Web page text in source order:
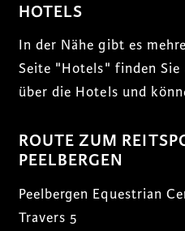
HOTELS
In der Nähe gibt es
Seite "Hotels" finden
über die Hotels und
ROUTE ZUM
PEELBERGEN
Peelbergen Equestrian
Travers 5